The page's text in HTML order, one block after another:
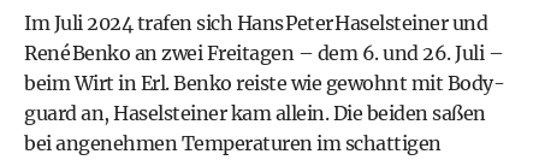
Im Juli 2024 trafen sich Hans Peter Haselsteiner und
René Benko an zwei Freitagen – dem 6. und 26. Juli –
beim Wirt in Erl. Benko reiste wie gewohnt mit Body­
guard an, Haselsteiner kam allein. Die beiden saßen
bei angenehmen Temperaturen im schattigen